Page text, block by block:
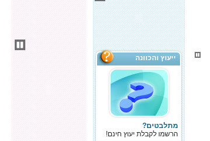
ייעוץ והכוונה
מתלבטים?
הרשמו לקבלת יעוץ חינם!